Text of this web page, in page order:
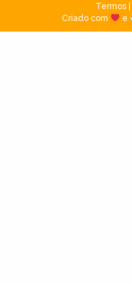
Termos|
Criado com
e